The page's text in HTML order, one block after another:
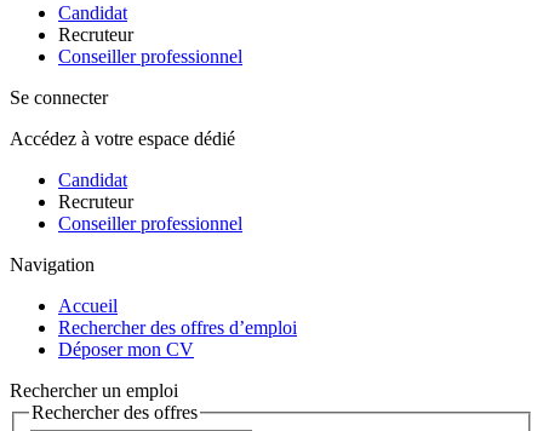
Candidat
Recruteur
Conseiller professionnel
Se connecter
Accédez à votre espace dédié
Candidat
Recruteur
Conseiller professionnel
Navigation
Accueil
Rechercher des offres d’emploi
Déposer mon CV
Rechercher un emploi
Rechercher des offres